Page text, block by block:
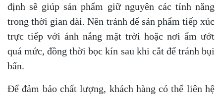
định sẽ giúp sản phẩm giữ nguyên các tính năng
trong thời gian dài. Nên tránh để sản phẩm tiếp xúc
trực tiếp với ánh nắng mặt trời hoặc nơi ẩm ướt
quá mức, đồng thời bọc kín sau khi cắt để tránh bụi
bẩn.
Để đảm bảo chất lượng, khách hàng có thể liên hệ